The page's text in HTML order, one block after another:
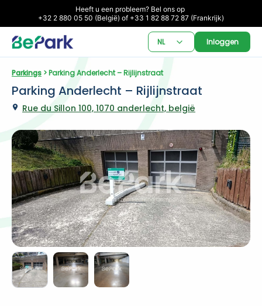
Heeft u een probleem? Bel ons op
+32 2 880 05 50 (België) of +33 1 82 88 72 87 (Frankrijk)
NL Inloggen
Parkings > Parking Anderlecht – Rijlijnstraat
Parking Anderlecht – Rijlijnstraat
Rue du Sillon 100, 1070 anderlecht, belgië